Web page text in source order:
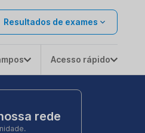
Resultados de exames
Acesso rápido
rede